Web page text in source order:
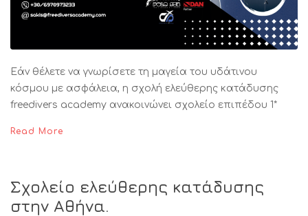
Εάν θέλετε να γνωρίσετε τη μαγεία του υδάτινου
κόσμου με ασφάλεια, η σχολή ελεύθερης κατάδυσης
freedivers academy ανακοινώνει σχολείο επιπέδου 1*
Read More
Σχολείο ελεύθερης κατάδυσης
στην Αθήνα.